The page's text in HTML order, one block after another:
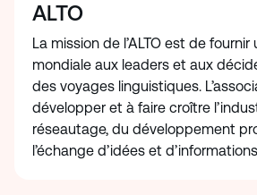
ALTO
La mission de l’ALTO est de
mondiale aux leaders et aux
des voyages linguistiques.
développer et à faire croître
réseautage, du développement
l’échange d’idées et